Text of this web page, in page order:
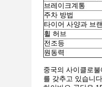
브레이크계통
주차 방법
타이어 사양과 브
휠 허브
전조등
원동력
중국의 사이클로
를 갖추고 있습니다.